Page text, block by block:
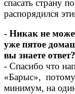
спасать страну
распорядился
- Никак не
уже пятое
вы знаете ответ?
- Спасибо что
«Барыс», потому
минимум, на